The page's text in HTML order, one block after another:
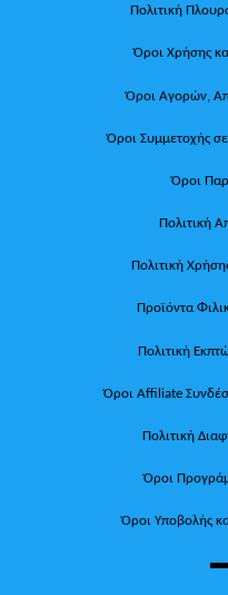
Πολιτική
Όροι Χρήσης
Όροι Αγορών,
Όροι Συμμετοχής
Όροι
Πολιτική
Πολιτική
Προϊόντα
Πολιτική
Όροι Affiliate
Πολιτική
Όροι
Όροι Υποβολής